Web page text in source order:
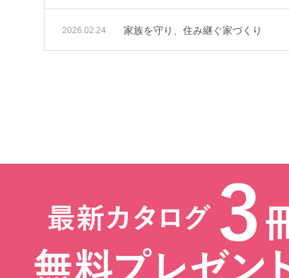
2026.02.24 家族を守り、住み継ぐ家づくり